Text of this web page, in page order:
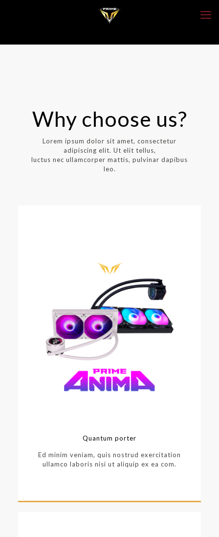
Why choose us?
Lorem ipsum dolor sit amet, consectetur
adipiscing elit. Ut elit tellus,
luctus nec ullamcorper mattis, pulvinar dapibus
leo.
Quantum porter
Ed minim veniam, quis nostrud exercitation
ullamco laboris nisi ut aliquip ex ea com.